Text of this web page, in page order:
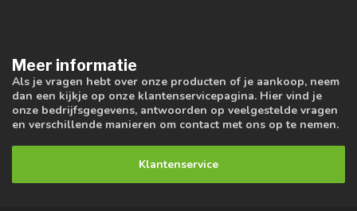
Meer informatie
Als je vragen hebt over onze producten of je aankoop, neem
dan een kijkje op onze klantenservicepagina. Hier vind je
onze bedrijfsgegevens, antwoorden op veelgestelde vragen
en verschillende manieren om contact met ons op te nemen.
Klantenservice